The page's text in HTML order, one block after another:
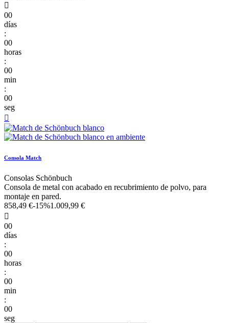

00
días
:
00
horas
:
00
min
:
00
seg

Consola Match
Consolas Schönbuch
Consola de metal con acabado en recubrimiento de polvo, para
montaje en pared.
858,49 €-15%1.009,99 €

00
días
:
00
horas
:
00
min
:
00
seg